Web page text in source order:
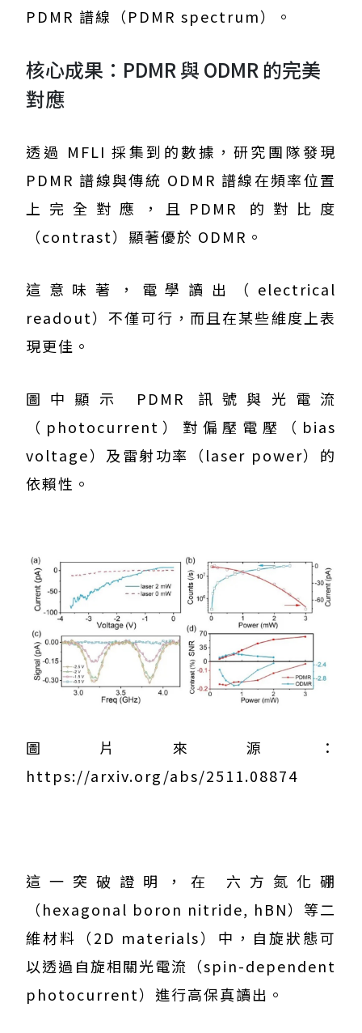
PDMR 譜線（PDMR spectrum）。
核心成果：PDMR 與 ODMR 的完美
對應
透過 MFLI 採集到的數據，研究團隊發現
PDMR 譜線與傳統 ODMR 譜線在頻率位置
上完全對應，且PDMR 的對比度
（contrast）顯著優於 ODMR。
這意味著，電學讀出（electrical
readout）不僅可行，而且在某些維度上表
現更佳。
圖中顯示 PDMR 訊號與光電流
（photocurrent）對偏壓電壓（bias
voltage）及雷射功率（laser power）的
依賴性。
圖片來源：
https://arxiv.org/abs/2511.08874
這一突破證明，在 六方氮化硼
（hexagonal boron nitride, hBN）等二
維材料（2D materials）中，自旋狀態可
以透過自旋相關光電流（spin-dependent
photocurrent）進行高保真讀出。